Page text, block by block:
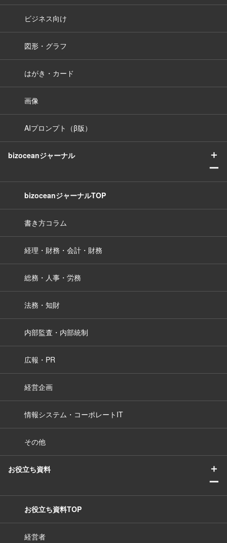
ビジネス向け
図形・グラフ
はがき・カード
画像
AIプロンプト（β版）
bizoceanジャーナル
＋
ー
bizoceanジャーナルTOP
書き方コラム
経理・財務・会計・財務
総務・人事・労務
法務・知財
内部監査・内部統制
広報・PR
経営企画
情報システム・コーポレートIT
その他
お役立ち資料
＋
ー
お役立ち資料TOP
経営者